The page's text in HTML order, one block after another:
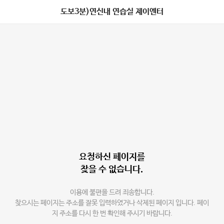
도보3분)연신내 연습실 제이엔터
요청하신 페이지를
찾을 수 없습니다.
이용에 불편을 드려 죄송합니다.
찾으시는 페이지는 주소를 잘못 입력하였거나 삭제된 페이지 입니다. 페이
지 주소를 다시 한 번 확인해 주시기 바랍니다.